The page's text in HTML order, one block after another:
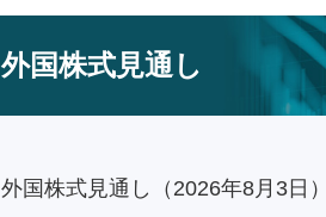
外国株式見通し
外国株式見通し（2026年8月3日）